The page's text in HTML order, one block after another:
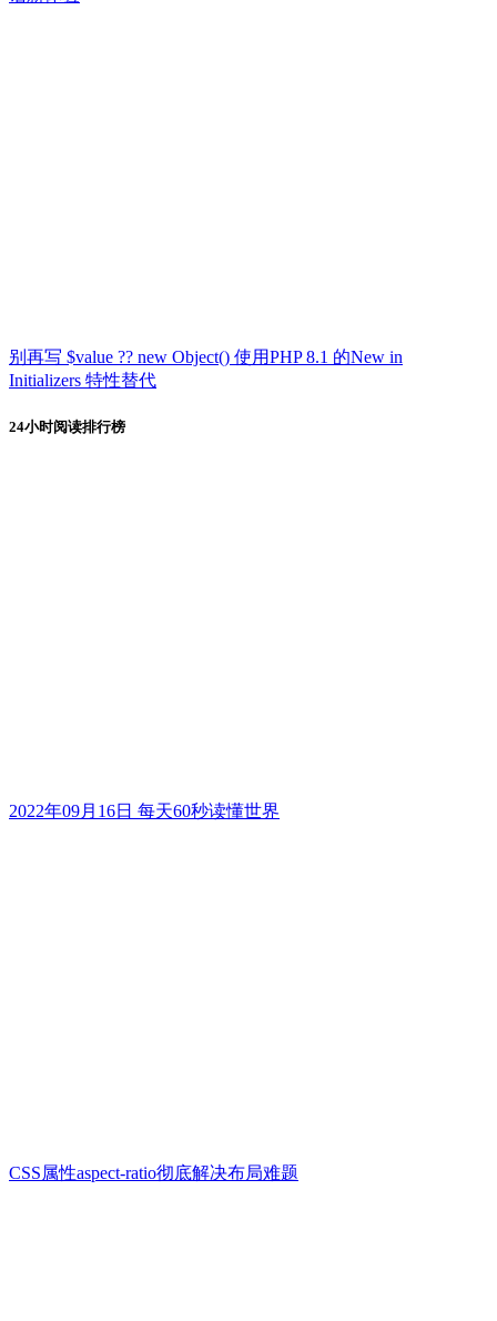
别再写 $value ?? new Object() 使用PHP 8.1 的New in
Initializers 特性替代
24小时阅读排行榜
2022年09月16日 每天60秒读懂世界
CSS属性aspect-ratio彻底解决布局难题